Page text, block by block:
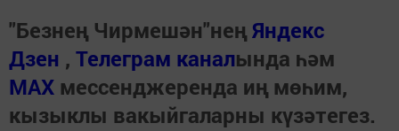
"Безнең Чирмешән"неңЯндекс
Дзен , Телеграм каналында һәм
МАХ мессенджеренда иң мөһим,
кызыклы вакыйгаларны күзәтегез.